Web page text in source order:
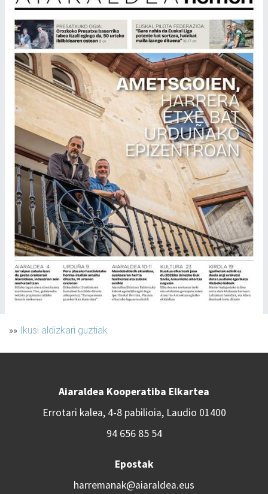
»» Ikusi aldizkari guztiak
Aiaraldea Kooperatiba Elkartea
Errotari kalea, 4-8 pabilioia, Laudio 01400
94 656 85 54
Epostak
harremanak@aiaraldea.eus